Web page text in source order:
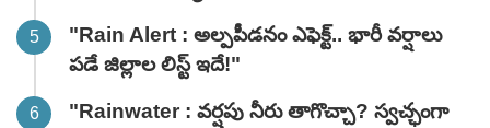
"Rain Alert : అల్పపీడనం ఎఫెక్ట్.. భారీ వర్షాలు
పడే జిల్లాల లిస్ట్ ఇదే!"
"Rainwater : వర్షపు నీరు తాగొచ్చా? స్వచ్ఛంగా